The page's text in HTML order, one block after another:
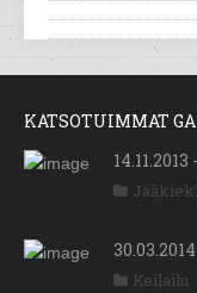
KATSOTUIMMAT
Keilailu